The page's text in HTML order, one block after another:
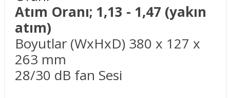
Atım Oranı; 1,13 - 1,47 (yakın
atım)
Boyutlar (WxHxD) 380 x 127 x
263 mm
28/30 dB fan Sesi